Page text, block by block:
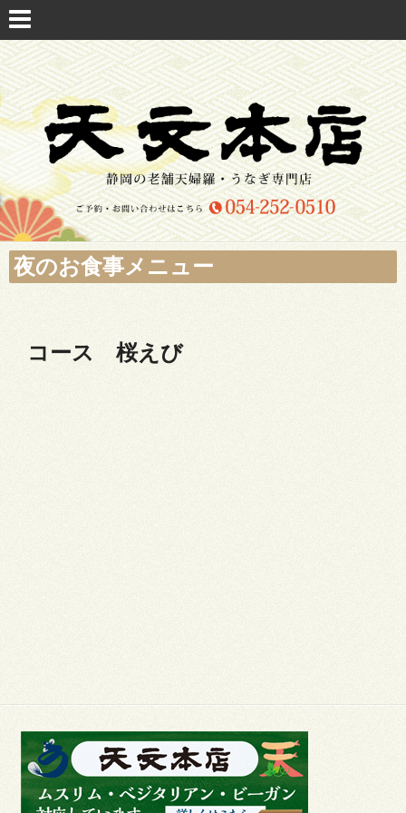
夜のお食事メニュー
コース 桜えび